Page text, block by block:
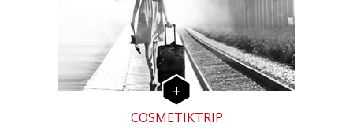
COSMETIKTRIP